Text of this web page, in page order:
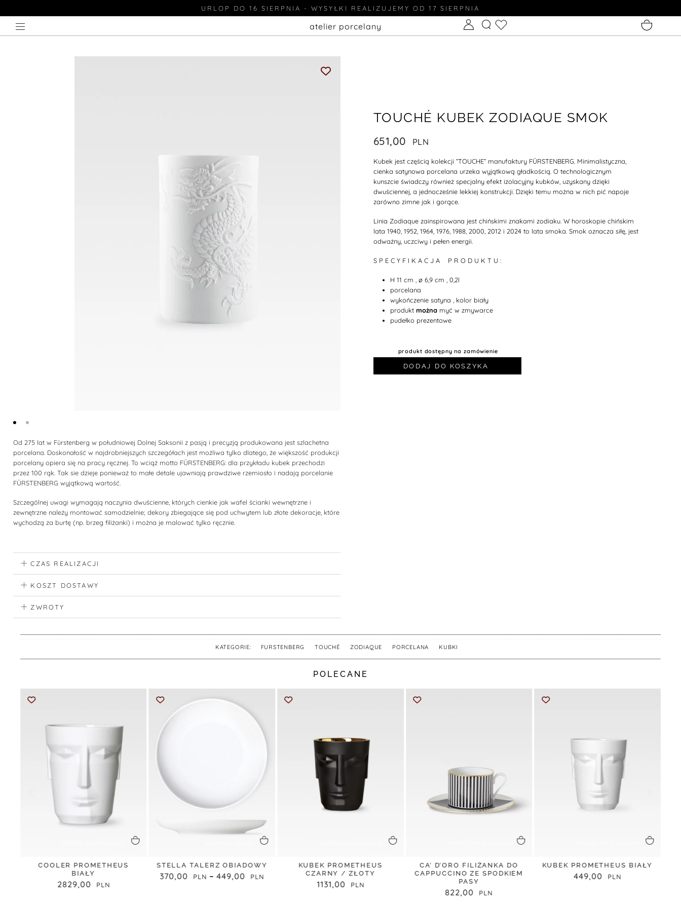
URLOP DO 16 SIERPNIA - WYSYŁKI REALIZUJEMY OD 17 SIERPNIA
atelier porcelany
TOUCHÉ KUBEK ZODIAQUE SMOK
651,00
Kubek jest częścią kolekcji “TOUCHE” manufaktury FÜRSTENBERG. Minimalistyczna,
cienka satynowa porcelana urzeka wyjątkową gładkością. O technologicznym
kunszcie świadczy również specjalny efekt izolacyjny kubków, uzyskany dzięki
dwuściennej, a jednocześnie lekkiej konstrukcji. Dzięki temu można w nich pić napoje
zarówno zimne jak i gorące.
Linia Zodiaque zainspirowana jest chińskimi znakami zodiaku. W horoskopie chińskim
lata 1940, 1952, 1964, 1976, 1988, 2000, 2012 i 2024 to lata smoka. Smok oznacza siłę, jest
odważny, uczciwy i pełen energii.
S P E C Y F I K A C J A P R O D U K T U :
H 11 cm , ø 6,9 cm , 0,2l
porcelana
wykończenie satyna , kolor biały
produkt można myć w zmywarce
pudełko prezentowe
produkt dostępny na zamówienie
DODAJ DO KOSZYKA
Od 275 lat w Fürstenberg w południowej Dolnej Saksonii z pasją i precyzją produkowana jest szlachetna
porcelana. Doskonałość w najdrobniejszych szczegółach jest możliwa tylko dlatego, że większość produkcji
porcelany opiera się na pracy ręcznej. To wciąż motto FÜRSTENBERG: dla przykładu kubek przechodzi
przez 100 rąk. Tak sie dzieje ponieważ to małe detale ujawniają prawdziwe rzemiosło i nadają porcelanie
FÜRSTENBERG wyjątkową wartość.
Szczególnej uwagi wymagają naczynia dwuścienne, których cienkie jak wafel ścianki wewnętrzne i
zewnętrzne należy montować samodzielnie; dekory zbiegające się pod uchwytem lub złote dekoracje, które
wychodzą za burtę (np. brzeg filiżanki) i można je malować tylko ręcznie.
CZAS REALIZACJI
KOSZT DOSTAWY
ZWROTY
KATEGORIE: FURSTENBERG ,TOUCHÉ ZODIAQUE PORCELANA KUBKI
POLECANE
COOLER PROMETHEUS
BIAŁY
2829,00
STELLA TALERZ OBIADOWY
370,00 – 449,00
KUBEK PROMETHEUS
CZARNY / ZŁOTY
1131,00
CA’ D’ORO FILIŻANKA DO
CAPPUCCINO ZE SPODKIEM
PASY
822,00
KUBEK PROMETHEUS BIAŁY
449,00